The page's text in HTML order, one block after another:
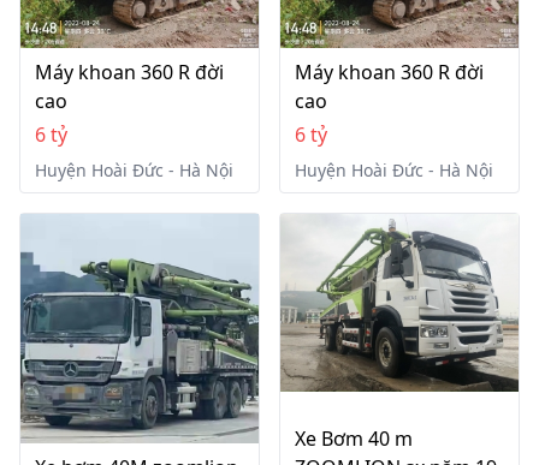
Máy khoan 360 R đời
cao
6 tỷ
Huyện Hoài Đức - Hà Nội
Máy khoan 360 R đời
cao
6 tỷ
Huyện Hoài Đức - Hà Nội
Xe Bơm 40 m